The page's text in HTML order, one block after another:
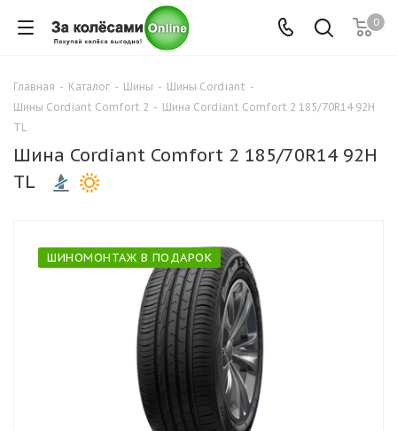
0
Главная - Каталог - Шины - Шины Cordiant -
Шины Cordiant Comfort 2 - Шина Cordiant Comfort 2 185/70R14 92H
TL
Шина Cordiant Comfort 2 185/70R14 92H
TL
ШИНОМОНТАЖ В ПОДАРОК